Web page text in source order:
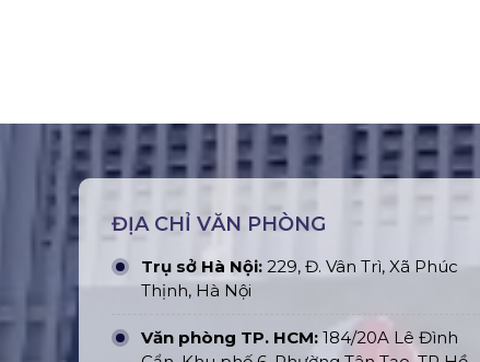
ĐỊA CHỈ VĂN PHÒNG
Trụ sở Hà Nội: 229, Đ. Vân Trì, Xã Phúc
Thịnh, Hà Nội
Văn phòng TP. HCM: 184/20A Lê Đình